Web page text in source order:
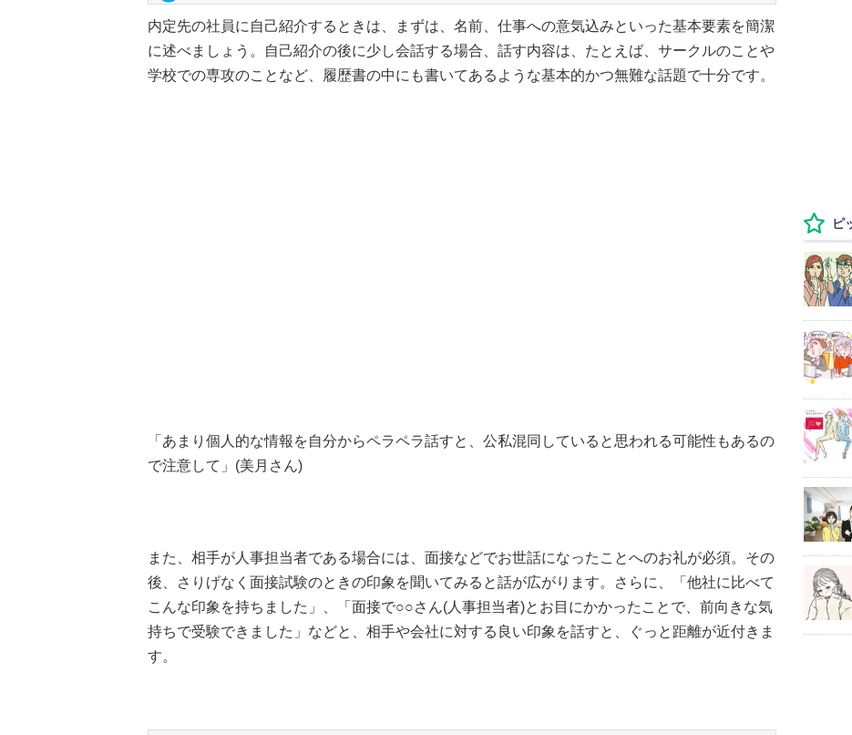
内定先の社員に自己紹介するときは、まずは、名前、仕事への意気込みといった基本要素を簡潔
に述べましょう。自己紹介の後に少し会話する場合、話す内容は、たとえば、サークルのことや
学校での専攻のことなど、履歴書の中にも書いてあるような基本的かつ無難な話題で十分です。
「あまり個人的な情報を自分からペラペラ話すと、公私混同していると思われる可能性もあるの
で注意して」(美月さん)
また、相手が人事担当者である場合には、面接などでお世話になったことへのお礼が必須。その
後、さりげなく面接試験のときの印象を聞いてみると話が広がります。さらに、「他社に比べて
こんな印象を持ちました」、「面接で○○さん(人事担当者)とお目にかかったことで、前向きな気
持ちで受験できました」などと、相手や会社に対する良い印象を話すと、ぐっと距離が近付きま
す。
ピ